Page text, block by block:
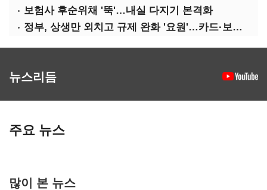
보험사 후순위채 '뚝'…내실 다지기 본격화
정부, 상생만 외치고 규제 완화 '요원'…카드·보험사 부담 역대급
뉴스리듬
주요 뉴스
많이 본 뉴스